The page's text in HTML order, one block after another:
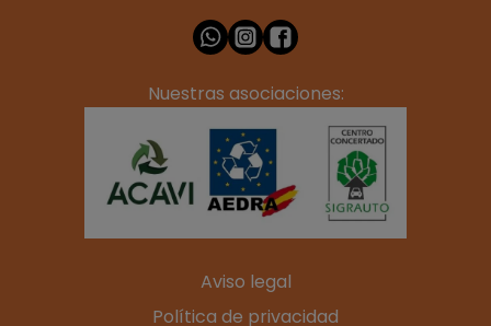
Nuestras asociaciones:
Aviso legal
Política de privacidad